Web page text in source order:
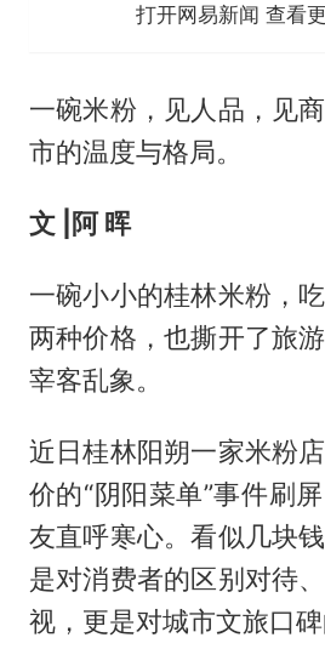
打开网易新闻 查看
一碗米粉，见人品，见
市的温度与格局。
文 | 阿 晖
一碗小小的桂林米粉，
两种价格，也撕开了旅
宰客乱象。
近日桂林阳朔一家米粉
价的“阴阳菜单”事件刷
友直呼寒心。看似几块
是对消费者的区别对待
视，更是对城市文旅口碑